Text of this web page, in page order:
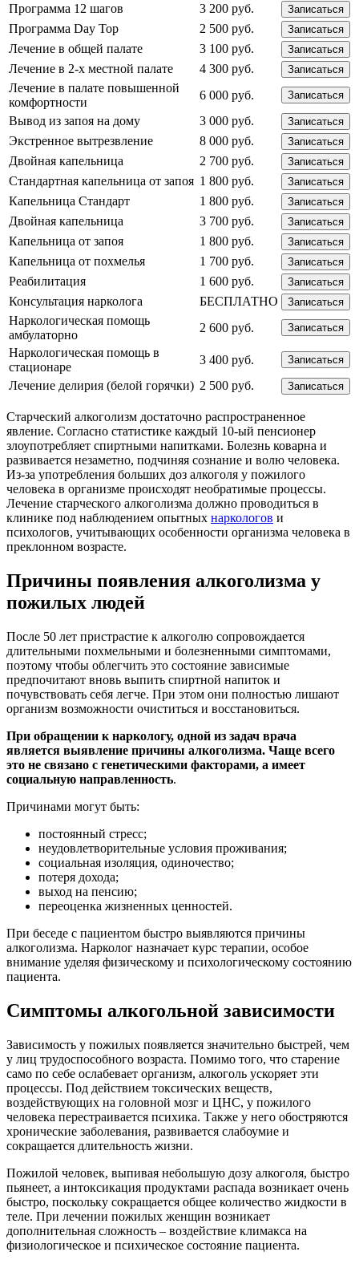
Программа 12 шагов 3 200 руб. Записаться
Программа Day Top 2 500 руб. Записаться
Лечение в общей палате 3 100 руб. Записаться
Лечение в 2-х местной палате 4 300 руб. Записаться
Лечение в палате повышенной
комфортности
6 000 руб. Записаться
Вывод из запоя на дому 3 000 руб. Записаться
Экстренное вытрезвление 8 000 руб. Записаться
Двойная капельница 2 700 руб. Записаться
Стандартная капельница от запоя 1 800 руб. Записаться
Капельница Стандарт 1 800 руб. Записаться
Двойная капельница 3 700 руб. Записаться
Капельница от запоя 1 800 руб. Записаться
Капельница от похмелья 1 700 руб. Записаться
Реабилитация 1 600 руб. Записаться
Консультация нарколога БЕСПЛАТНО Записаться
Наркологическая помощь
амбулаторно
2 600 руб. Записаться
Наркологическая помощь в
стационаре
3 400 руб. Записаться
Лечение делирия (белой горячки) 2 500 руб. Записаться
Старческий алкоголизм достаточно распространенное
явление. Согласно статистике каждый 10-ый пенсионер
злоупотребляет спиртными напитками. Болезнь коварна и
развивается незаметно, подчиняя сознание и волю человека.
Из-за употребления больших доз алкоголя у пожилого
человека в организме происходят необратимые процессы.
Лечение старческого алкоголизма должно проводиться в
клинике под наблюдением опытных наркологов и
психологов, учитывающих особенности организма человека в
преклонном возрасте.
Причины появления алкоголизма у
пожилых людей
После 50 лет пристрастие к алкоголю сопровождается
длительными похмельными и болезненными симптомами,
поэтому чтобы облегчить это состояние зависимые
предпочитают вновь выпить спиртной напиток и
почувствовать себя легче. При этом они полностью лишают
организм возможности очиститься и восстановиться.
При обращении к наркологу, одной из задач врача
является выявление причины алкоголизма. Чаще всего
это не связано с генетическими факторами, а имеет
социальную направленность.
Причинами могут быть:
постоянный стресс;
неудовлетворительные условия проживания;
социальная изоляция, одиночество;
потеря дохода;
выход на пенсию;
переоценка жизненных ценностей.
При беседе с пациентом быстро выявляются причины
алкоголизма. Нарколог назначает курс терапии, особое
внимание уделяя физическому и психологическому состоянию
пациента.
Симптомы алкогольной зависимости
Зависимость у пожилых появляется значительно быстрей, чем
у лиц трудоспособного возраста. Помимо того, что старение
само по себе ослабевает организм, алкоголь ускоряет эти
процессы. Под действием токсических веществ,
воздействующих на головной мозг и ЦНС, у пожилого
человека перестраивается психика. Также у него обостряются
хронические заболевания, развивается слабоумие и
сокращается длительность жизни.
Пожилой человек, выпивая небольшую дозу алкоголя, быстро
пьянеет, а интоксикация продуктами распада возникает очень
быстро, поскольку сокращается общее количество жидкости в
теле. При лечении пожилых женщин возникает
дополнительная сложность – воздействие климакса на
физиологическое и психическое состояние пациента.